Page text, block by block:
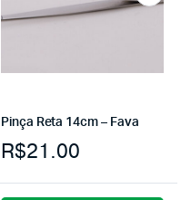
Pinça Reta 14cm – Fava
R$21.00